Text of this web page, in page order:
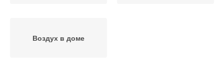
Воздух в доме